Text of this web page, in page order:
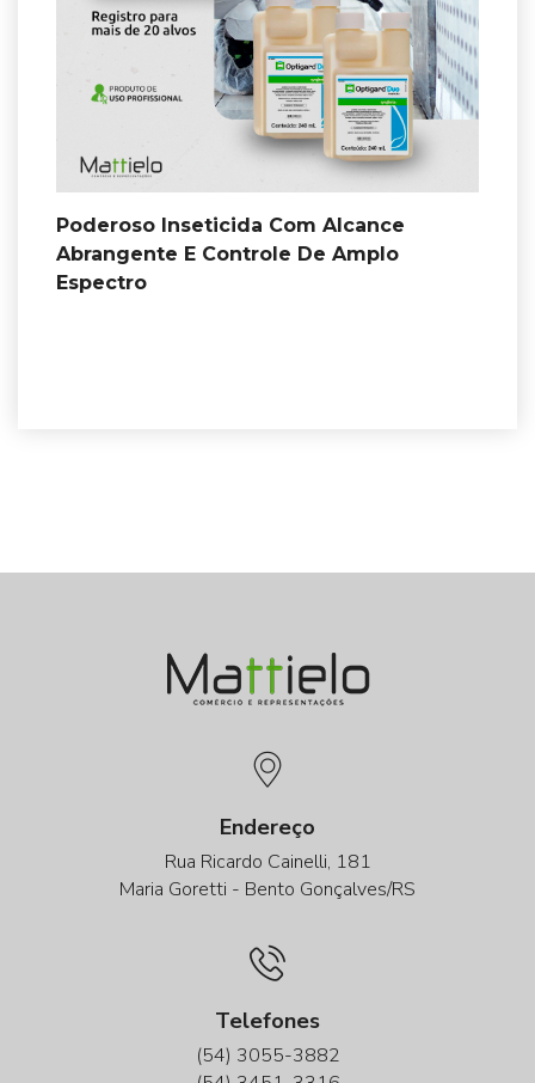
Poderoso Inseticida Com Alcance
Abrangente E Controle De Amplo
Espectro
Endereço
Rua Ricardo Cainelli, 181
Maria Goretti - Bento Gonçalves/RS
Telefones
(54) 3055-3882